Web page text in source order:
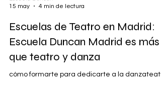
Escuela Duncan
15 may
4 min de lectura
Escuelas de Teatro en Madrid:
Escuela Duncan Madrid es más
que teatro y danza